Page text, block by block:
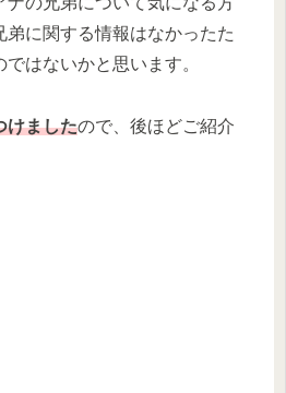
弟に関する情報はなかったた
ではないかと思います。
けましたので、後ほどご紹介